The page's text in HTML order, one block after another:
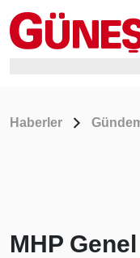
Haberler
MHP